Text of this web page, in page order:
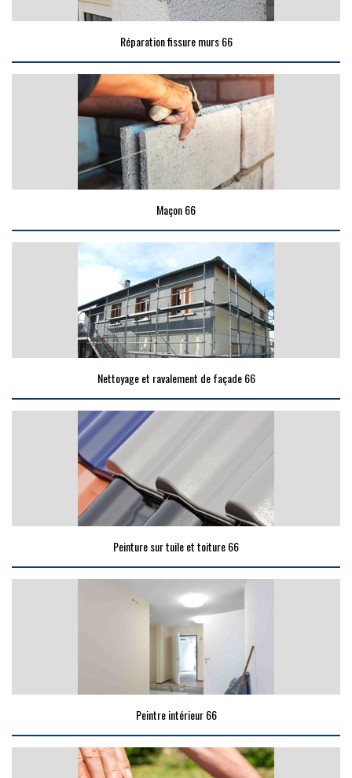
Réparation fissure murs 66
Maçon 66
Nettoyage et ravalement de façade 66
Peinture sur tuile et toiture 66
Peintre intérieur 66